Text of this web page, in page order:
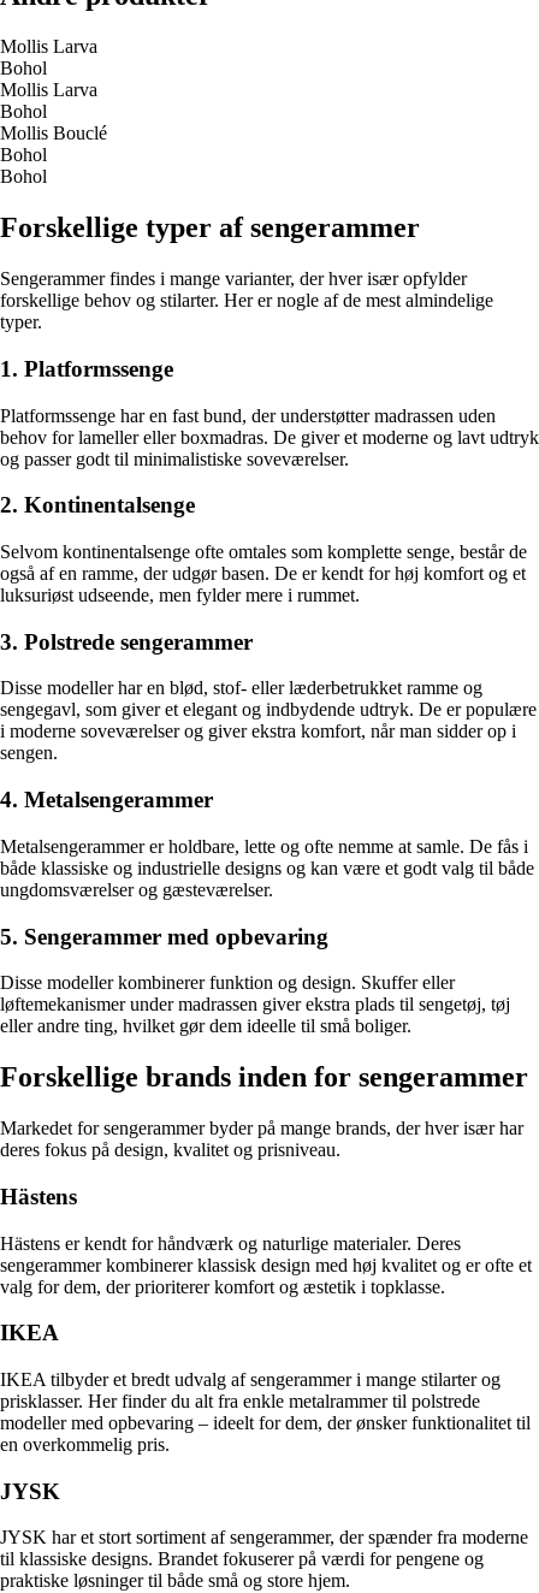
Mollis Larva
Bohol
Mollis Larva
Bohol
Mollis Bouclé
Bohol
Bohol
Forskellige typer af sengerammer
Sengerammer findes i mange varianter, der hver især opfylder
forskellige behov og stilarter. Her er nogle af de mest almindelige
typer.
1. Platformssenge
Platformssenge har en fast bund, der understøtter madrassen uden
behov for lameller eller boxmadras. De giver et moderne og lavt udtryk
og passer godt til minimalistiske soveværelser.
2. Kontinentalsenge
Selvom kontinentalsenge ofte omtales som komplette senge, består de
også af en ramme, der udgør basen. De er kendt for høj komfort og et
luksuriøst udseende, men fylder mere i rummet.
3. Polstrede sengerammer
Disse modeller har en blød, stof- eller læderbetrukket ramme og
sengegavl, som giver et elegant og indbydende udtryk. De er populære
i moderne soveværelser og giver ekstra komfort, når man sidder op i
sengen.
4. Metalsengerammer
Metalsengerammer er holdbare, lette og ofte nemme at samle. De fås i
både klassiske og industrielle designs og kan være et godt valg til både
ungdomsværelser og gæsteværelser.
5. Sengerammer med opbevaring
Disse modeller kombinerer funktion og design. Skuffer eller
løftemekanismer under madrassen giver ekstra plads til sengetøj, tøj
eller andre ting, hvilket gør dem ideelle til små boliger.
Forskellige brands inden for sengerammer
Markedet for sengerammer byder på mange brands, der hver især har
deres fokus på design, kvalitet og prisniveau.
Hästens
Hästens er kendt for håndværk og naturlige materialer. Deres
sengerammer kombinerer klassisk design med høj kvalitet og er ofte et
valg for dem, der prioriterer komfort og æstetik i topklasse.
IKEA
IKEA tilbyder et bredt udvalg af sengerammer i mange stilarter og
prisklasser. Her finder du alt fra enkle metalrammer til polstrede
modeller med opbevaring – ideelt for dem, der ønsker funktionalitet til
en overkommelig pris.
JYSK
JYSK har et stort sortiment af sengerammer, der spænder fra moderne
til klassiske designs. Brandet fokuserer på værdi for pengene og
praktiske løsninger til både små og store hjem.